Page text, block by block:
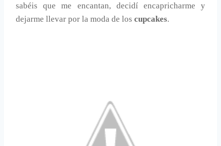
sabéis que me encantan, decidí encapricharme y
dejarme llevar por la moda de los cupcakes.